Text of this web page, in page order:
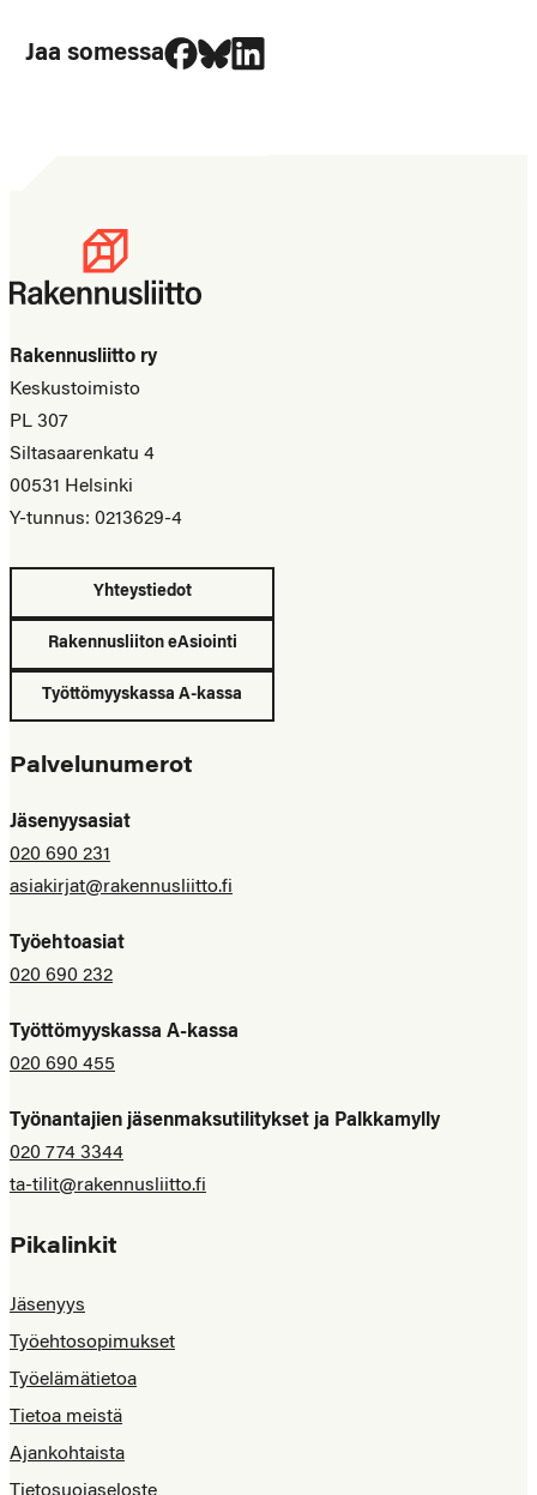
Jaa somessa
Jaa Facebookissa
Jaa Blueskyssa
Jaa LinkedIn:ssä
Rakennusliitto ry
Keskustoimisto
PL 307
Siltasaarenkatu 4
00531 Helsinki
Y-tunnus: 0213629-4
Yhteystiedot
Rakennusliiton eAsiointi
Työttömyyskassa A-kassa
Palvelunumerot
Jäsenyysasiat
020 690 231
asiakirjat@rakennusliitto.fi
Työehtoasiat
020 690 232
Työttömyyskassa A-kassa
020 690 455
Työnantajien jäsenmaksutilitykset ja Palkkamylly
020 774 3344
ta-tilit@rakennusliitto.fi
Pikalinkit
Jäsenyys
Työehtosopimukset
Työelämätietoa
Tietoa meistä
Ajankohtaista